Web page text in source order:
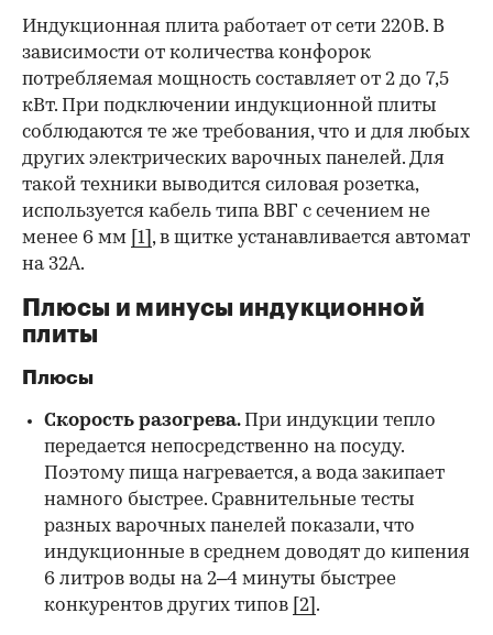
Индукционная плита работает от сети 220В. В
зависимости от количества конфорок
потребляемая мощность составляет от 2 до 7,5
кВт. При подключении индукционной плиты
соблюдаются те же требования, что и для любых
других электрических варочных панелей. Для
такой техники выводится силовая розетка,
используется кабель типа ВВГ с сечением не
менее 6 мм [1] , в щитке устанавливается автомат
на 32А.
Плюсы и минусы индукционной
плиты
Плюсы
Скорость разогрева. При индукции тепло
передается непосредственно на посуду.
Поэтому пища нагревается, а вода закипает
намного быстрее. Сравнительные тесты
разных варочных панелей показали, что
индукционные в среднем доводят до кипения
6 литров воды на 2–4 минуты быстрее
конкурентов других типов [2] .